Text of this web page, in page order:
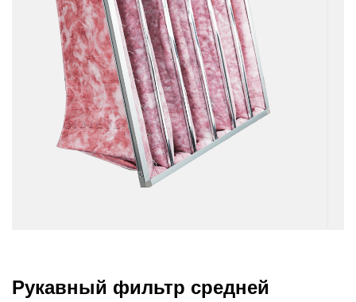
Рукавный фильтр средней